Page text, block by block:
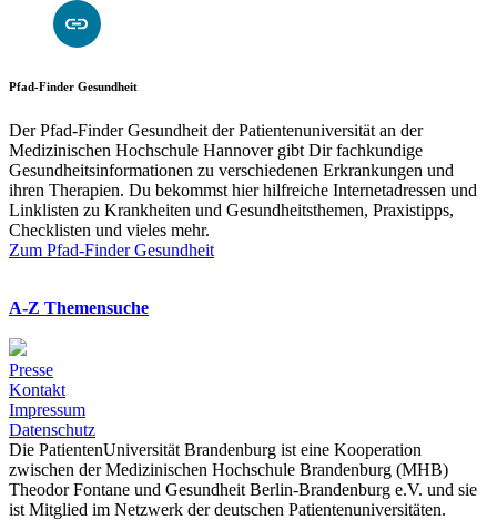
Pfad-Finder Gesundheit
Der Pfad-Finder Gesundheit der Patientenuniversität an der
Medizinischen Hochschule Hannover gibt Dir fachkundige
Gesundheitsinformationen zu verschiedenen Erkrankungen und
ihren Therapien. Du bekommst hier hilfreiche Internetadressen und
Linklisten zu Krankheiten und Gesundheitsthemen, Praxistipps,
Checklisten und vieles mehr.
Zum Pfad-Finder Gesundheit
A-Z Themensuche
Presse
Kontakt
Impressum
Datenschutz
Die PatientenUniversität Brandenburg ist eine Kooperation
zwischen der Medizinischen Hochschule Brandenburg (MHB)
Theodor Fontane und Gesundheit Berlin-Brandenburg e.V. und sie
ist Mitglied im Netzwerk der deutschen Patientenuniversitäten.